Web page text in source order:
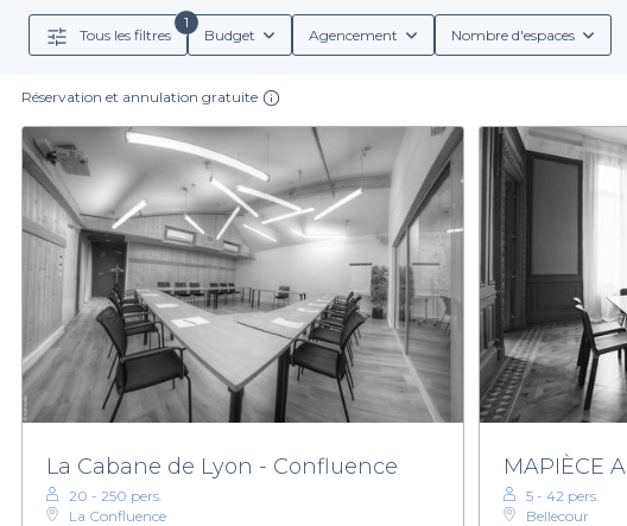
Dans le 5e arrondissement, vous trouverez des salles qui
bar ou une expérience plus intimiste dans une salle louée
menus de groupe incluant des options variées de boissons,
plateforme, chaque détail de
Réservez dès maintenant votre salle de karaoké dans le 5e
pas à explorer notre site pour découvrir
Tous les filtres
1
Budget Agencement Nombre d'espaces
Réservation et annulation gratuite
La Cabane de Lyon - Confluence
20 - 250 pers.
La Confluence
MAPIÈCE
5 - 42 pers.
Bellecour